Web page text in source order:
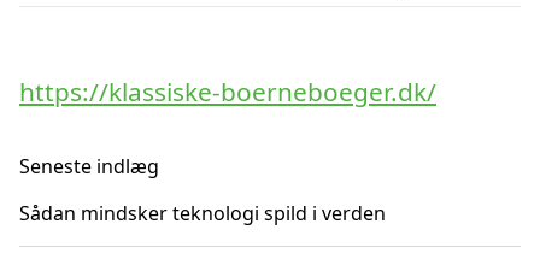
https://klassiske-boerneboeger.dk/
Seneste indlæg
Sådan mindsker teknologi spild i verden